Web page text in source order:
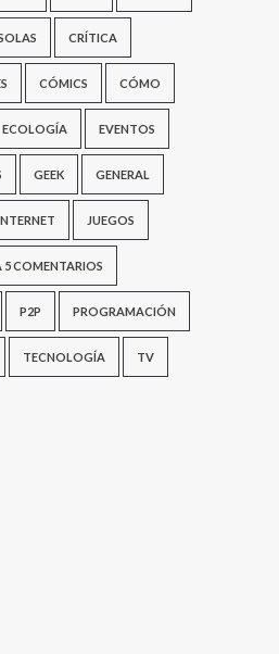
CRÍTICA
CÓMICS CÓMO
ECOLOGÍA EVENTOS
GEEK GENERAL
JUEGOS
5 COMENTARIOS
P2P PROGRAMACIÓN
TECNOLOGÍA TV